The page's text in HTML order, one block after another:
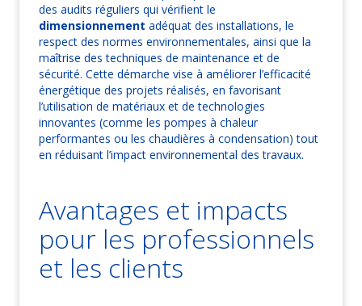
des audits réguliers qui vérifient le
dimensionnement adéquat des installations, le
respect des normes environnementales, ainsi que la
maîtrise des techniques de maintenance et de
sécurité. Cette démarche vise à améliorer l’efficacité
énergétique des projets réalisés, en favorisant
l’utilisation de matériaux et de technologies
innovantes (comme les pompes à chaleur
performantes ou les chaudières à condensation) tout
en réduisant l’impact environnemental des travaux.
Avantages et impacts
pour les professionnels
et les clients